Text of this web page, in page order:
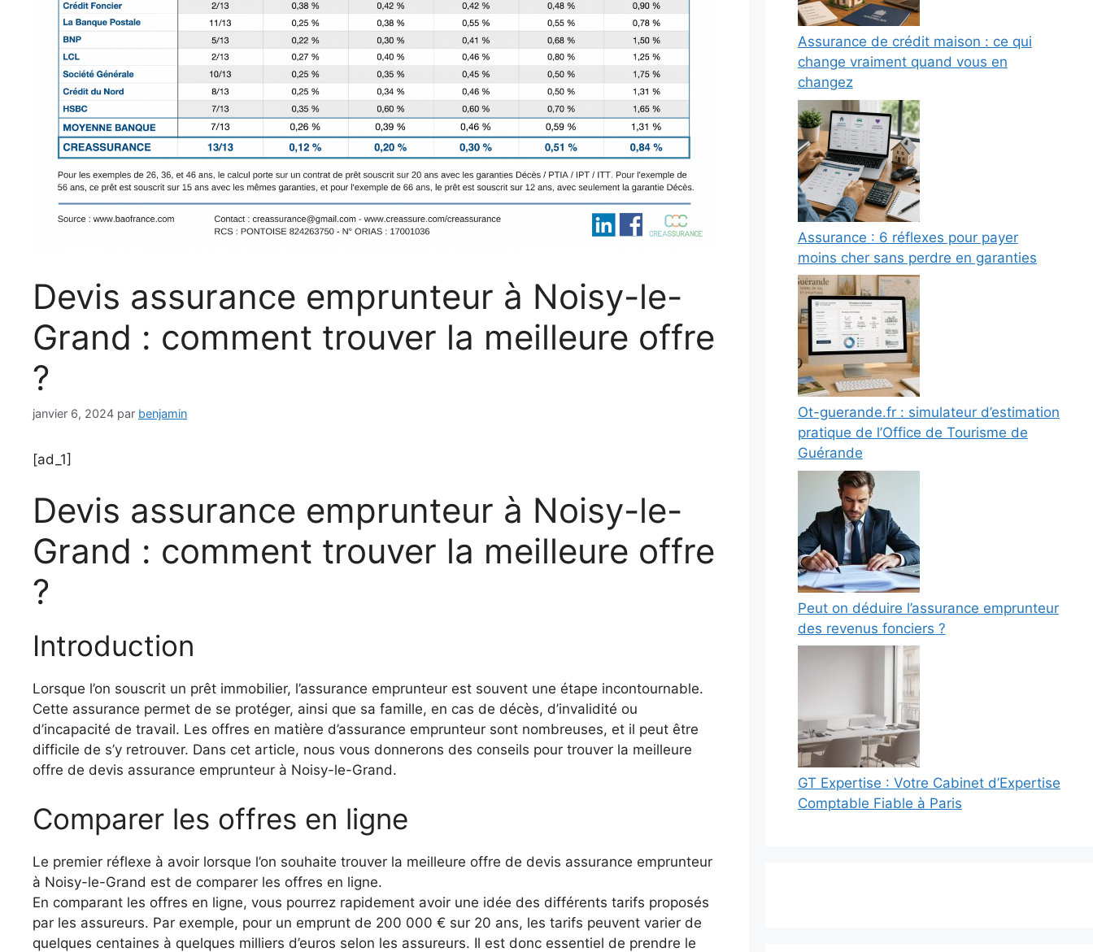
Devis assurance emprunteur à Noisy-le-
Grand : comment trouver la meilleure offre
?
janvier 6, 2024 par benjamin
[ad_1]
Devis assurance emprunteur à Noisy-le-
Grand : comment trouver la meilleure offre
?
Introduction
Lorsque l’on souscrit un prêt immobilier, l’assurance emprunteur est souvent une étape incontournable.
Cette assurance permet de se protéger, ainsi que sa famille, en cas de décès, d’invalidité ou
d’incapacité de travail. Les offres en matière d’assurance emprunteur sont nombreuses, et il peut être
difficile de s’y retrouver. Dans cet article, nous vous donnerons des conseils pour trouver la meilleure
offre de devis assurance emprunteur à Noisy-le-Grand.
Comparer les offres en ligne
Le premier réflexe à avoir lorsque l’on souhaite trouver la meilleure offre de devis assurance emprunteur
à Noisy-le-Grand est de comparer les offres en ligne.
En comparant les offres en ligne, vous pourrez rapidement avoir une idée des différents tarifs proposés
par les assureurs. Par exemple, pour un emprunt de 200 000 € sur 20 ans, les tarifs peuvent varier de
quelques centaines à quelques milliers d’euros selon les assureurs. Il est donc essentiel de prendre le
Assurance de crédit maison : ce qui
change vraiment quand vous en
changez
Assurance : 6 réflexes pour payer
moins cher sans perdre en garanties
Ot-guerande.fr : simulateur d’estimation
pratique de l’Office de Tourisme de
Guérande
Peut on déduire l’assurance emprunteur
des revenus fonciers ?
GT Expertise : Votre Cabinet d’Expertise
Comptable Fiable à Paris